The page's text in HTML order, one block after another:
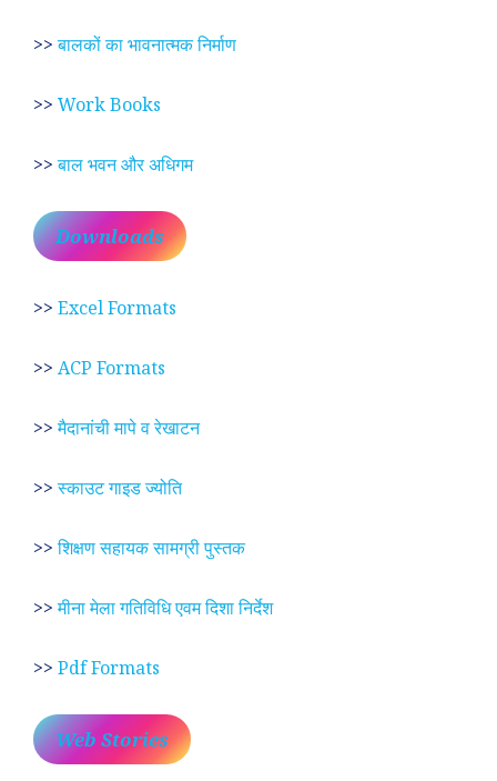
>>बालकों का भावनात्मक निर्माण
>> Work Books
>>बाल भवन और अधिगम
Downloads
>> Excel Formats
>> ACP Formats
>>मैदानांची मापे व रेखाटन
>>स्काउट गाइड ज्योति
>>शिक्षण सहायक सामग्री पुस्तक
>>मीना मेला गतिविधि एवम दिशा निर्देश
>> Pdf Formats
Web Stories